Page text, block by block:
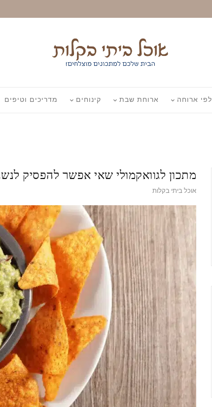
לפי ארוחה ארוחת שבת קינוחים מדריכים וטיפים
מתכון לגוואקמולי שאי אפשר להפסיק
אוכל ביתי בקלות